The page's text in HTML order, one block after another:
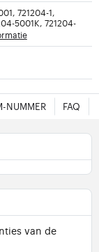
721204-1,
5001K, 721204-
NUMMER FAQ
van de